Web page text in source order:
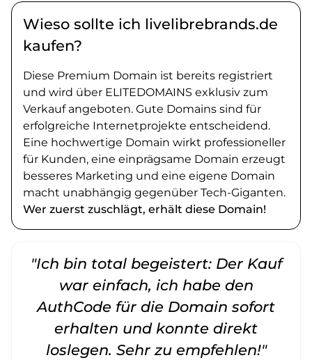
Wieso sollte ich livelibrebrands.de
kaufen?
Diese Premium Domain ist bereits registriert
und wird über ELITEDOMAINS exklusiv zum
Verkauf angeboten. Gute Domains sind für
erfolgreiche Internetprojekte entscheidend.
Eine hochwertige Domain wirkt professioneller
für Kunden, eine einprägsame Domain erzeugt
besseres Marketing und eine eigene Domain
macht unabhängig gegenüber Tech-Giganten.
Wer zuerst zuschlägt, erhält diese Domain!
"Ich bin total begeistert: Der Kauf
war einfach, ich habe den
AuthCode für die Domain sofort
erhalten und konnte direkt
loslegen. Sehr zu empfehlen!"